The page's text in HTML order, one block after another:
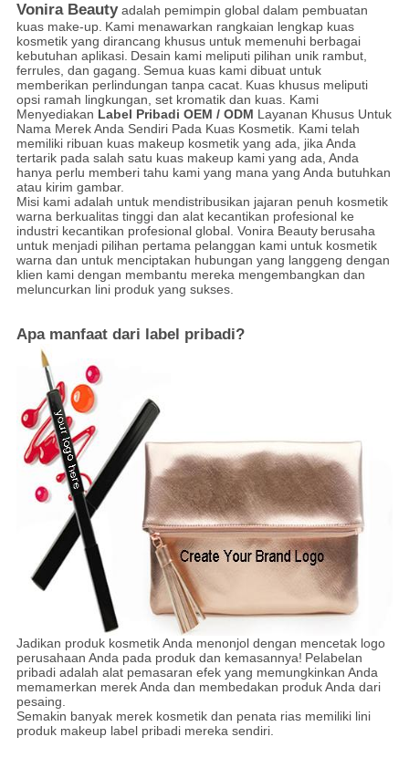
Vonira Beautyadalah pemimpin global dalam pembuatan
kuas make-up. Kami menawarkan rangkaian lengkap kuas
kosmetik yang dirancang khusus untuk memenuhi berbagai
kebutuhan aplikasi. Desain kami meliputi pilihan unik rambut,
ferrules, dan gagang. Semua kuas kami dibuat untuk
memberikan perlindungan tanpa cacat. Kuas khusus meliputi
opsi ramah lingkungan, set kromatik dan kuas. Kami
Menyediakan Label Pribadi OEM / ODM Layanan Khusus Untuk
Nama Merek Anda Sendiri Pada Kuas Kosmetik. Kami telah
memiliki ribuan kuas makeup kosmetik yang ada, jika Anda
tertarik pada salah satu kuas makeup kami yang ada, Anda
hanya perlu memberi tahu kami yang mana yang Anda butuhkan
atau kirim gambar.
Misi kami adalah untuk mendistribusikan jajaran penuh kosmetik
warna berkualitas tinggi dan alat kecantikan profesional ke
industri kecantikan profesional global. Vonira Beauty berusaha
untuk menjadi pilihan pertama pelanggan kami untuk kosmetik
warna dan untuk menciptakan hubungan yang langgeng dengan
klien kami dengan membantu mereka mengembangkan dan
meluncurkan lini produk yang sukses.
Apa manfaat dari label pribadi?
Jadikan produk kosmetik Anda menonjol dengan mencetak logo
perusahaan Anda pada produk dan kemasannya! Pelabelan
pribadi adalah alat pemasaran efek yang memungkinkan Anda
memamerkan merek Anda dan membedakan produk Anda dari
pesaing.
Semakin banyak merek kosmetik dan penata rias memiliki lini
produk makeup label pribadi mereka sendiri.